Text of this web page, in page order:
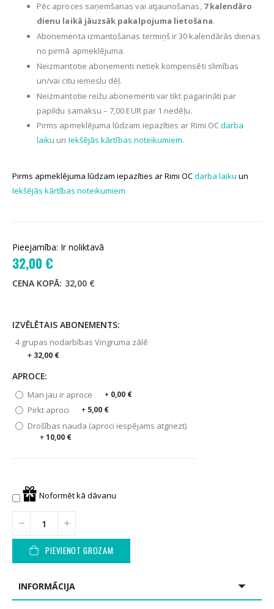
Pēc aproces saņemšanas vai atjaunošanas, 7 kalendāro
dienu laikā jāuzsāk pakalpojuma lietošana.
Abonementa izmantošanas termiņš ir 30 kalendārās dienas
no pirmā apmeklējuma.
Neizmantotie abonementi netiek kompensēti slimības
un/vai citu iemeslu dēļ.
Neizmantotie reižu abonementi var tikt pagarināti par
papildu samaksu – 7,00 EUR par 1 nedēļu.
Pirms apmeklējuma lūdzam iepazīties ar Rimi OCdarba
laiku un Iekšējās kārtības noteikumiem.
Pirms apmeklējuma lūdzam iepazīties ar Rimi OCdarba laiku un
Iekšējās kārtības noteikumiem
4
grupas
nodarbības
Vingruma
Pieejamība: Ir noliktavā
32,00 €
CENA KOPĀ: 32,00 €
IZVĒLĒTAIS ABONEMENTS:
4 grupas nodarbības Vingruma zālē
+ 32,00 €
APROCE:
Man jau ir aproce + 0,00 €
Pirkt aproci + 5,00 €
Drošības nauda (aproci iespējams atgriezt)
+10,00 €
Noformēt kā dāvanu
PIEVIENOT GROZAM
INFORMĀCIJA